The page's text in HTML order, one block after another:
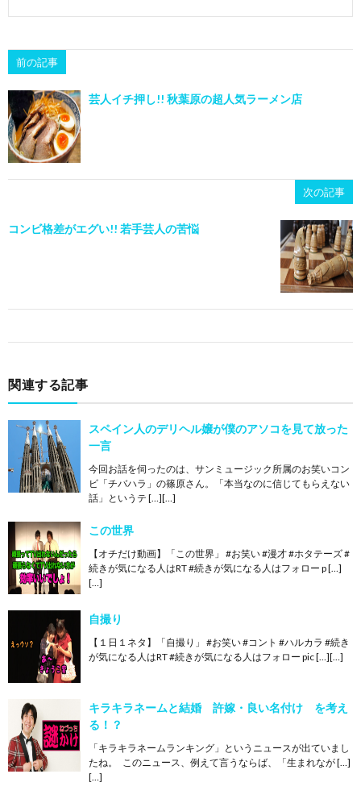
前の記事
芸人イチ押し!! 秋葉原の超人気ラーメン店
次の記事
コンビ格差がエグい!! 若手芸人の苦悩
関連する記事
スペイン人のデリヘル嬢が僕のアソコを見て放った
一言
今回お話を伺ったのは、サンミュージック所属のお笑いコン
ビ「チバハラ」の篠原さん。「本当なのに信じてもらえない
話」というテ […][…]
この世界
【オチだけ動画】「この世界」 #お笑い #漫才 #ホタテーズ #
続きが気になる人はRT #続きが気になる人はフォロー p […]
[…]
自撮り
【１日１ネタ】「自撮り」 #お笑い #コント #ハルカラ #続き
が気になる人はRT #続きが気になる人はフォロー pic […][…]
キラキラネームと結婚 許嫁・良い名付け を考え
る！？
「キラキラネームランキング」というニュースが出ていまし
たね。 このニュース、例えて言うならば、「生まれなが […]
[…]